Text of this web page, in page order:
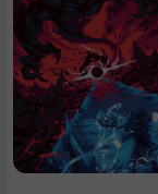
支持作者
.学习